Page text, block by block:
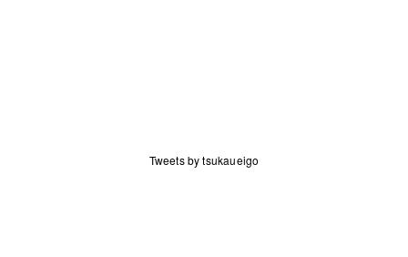
Tweets by tsukaueigo